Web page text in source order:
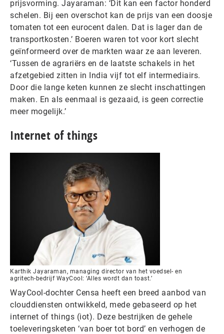
prijsvorming. Jayaraman: ‘Dit kan een factor honderd
schelen. Bij een overschot kan de prijs van een doosje
tomaten tot een eurocent dalen. Dat is lager dan de
transportkosten.’ Boeren waren tot voor kort slecht
geïnformeerd over de markten waar ze aan leveren.
‘Tussen de agrariërs en de laatste schakels in het
afzetgebied zitten in India vijf tot elf intermediairs.
Door die lange keten kunnen ze slecht inschattingen
maken. En als eenmaal is gezaaid, is geen correctie
meer mogelijk.’
Internet of things
Karthik Jayaraman, managing director van het voedsel- en
agritech-bedrijf WayCool: ‘Alles wordt dan toast.’
WayCool-dochter Censa heeft een breed aanbod van
clouddiensten ontwikkeld, mede gebaseerd op het
internet of things (iot). Deze bestrijken de gehele
toeleveringsketen ‘van boer tot bord’ en verhogen de